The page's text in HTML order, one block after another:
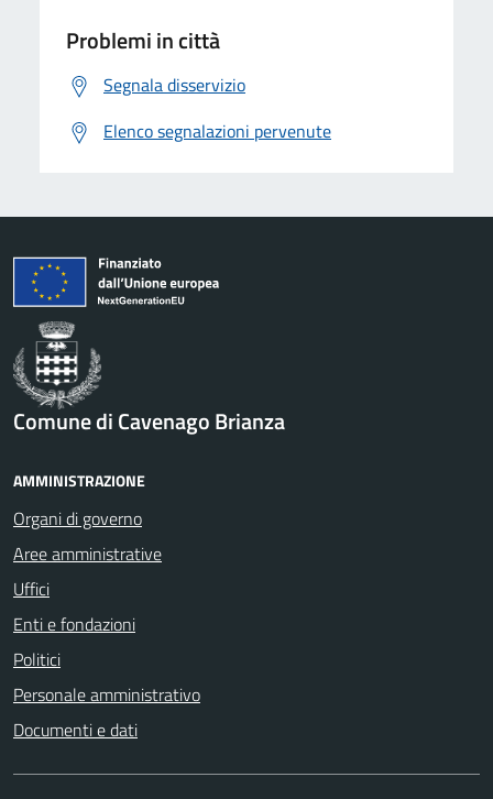
Problemi in città
Segnala disservizio
Elenco segnalazioni pervenute
Comune di Cavenago Brianza
AMMINISTRAZIONE
Organi di governo
Aree amministrative
Uffici
Enti e fondazioni
Politici
Personale amministrativo
Documenti e dati